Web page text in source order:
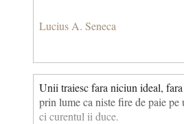
Lucius A. Seneca
Unii traiesc fara niciun ideal,
prin lume ca niste fire de paie
ci curentul ii duce.